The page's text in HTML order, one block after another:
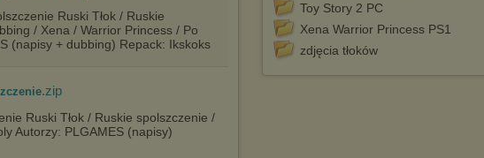
Toy Story 2 PC
Xena Warrior Princess PS1
zdjęcia tłoków
Ruski Tłok / Ruskie
/ Xena / Warrior Princess / Po
(napisy + dubbing) Repack: Ikskoks
.zip
Ruski Tłok / Ruskie spolszczenie /
Autorzy: PLGAMES (napisy)